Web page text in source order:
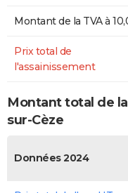
Montant de la TVA à
Prix total de
l'assainissement
Montant total de
sur-Cèze
Données 2024